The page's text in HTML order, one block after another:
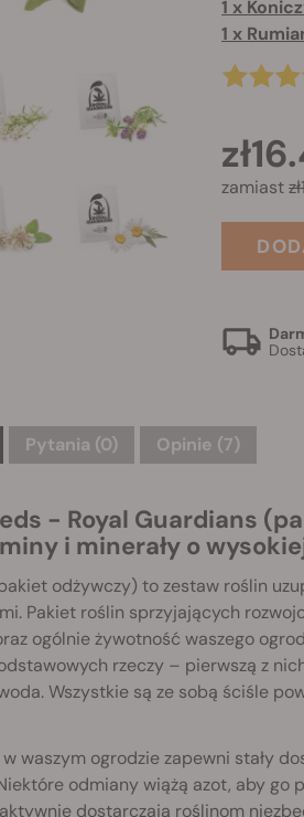
1 x
zamiast
Pytania (0) Opinie (7)
- Royal Guardians
i minerały o
odżywczy) to zestaw roślin
Pakiet roślin sprzyjających
ogólnie żywotność waszego
rzeczy – pierwszą z
Wszystkie są ze sobą ściśle
waszym ogrodzie zapewni stały
odmiany wiążą azot, aby go
dostarczają roślinom